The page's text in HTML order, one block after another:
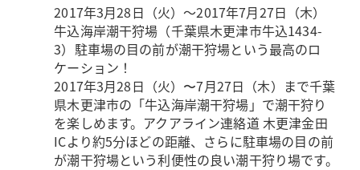
2017年3月28日（火）～2017年7月27日（木）
牛込海岸潮干狩場（千葉県木更津市牛込1434-
3） 駐車場の目の前が潮干狩場という最高のロ
ケーション！
2017年3月28日（火）〜7月27日（木）まで千葉
県木更津市の「牛込海岸潮干狩場」で潮干狩り
を楽しめます。アクアライン連絡道 木更津金田
ICより約5分ほどの距離、さらに駐車場の目の前
が潮干狩場という利便性の良い潮干狩り場です。